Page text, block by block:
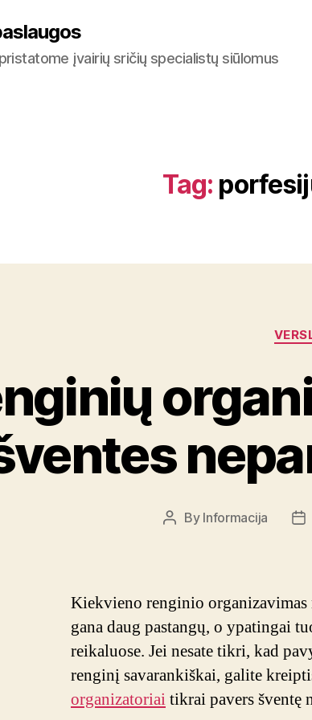
įvairių sričių specialistų siūlomus
Tag:
Post
By Informacija
Kiekvieno renginio organizavimas
gana daug pastangų, o ypatingai
reikaluose. Jei nesate tikri, kad
renginį savarankiškai, galite
organizatoriaitikrai pavers šventę